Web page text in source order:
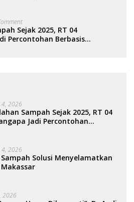
Sejak 2025, RT 04
Percontohan Berbasis
4, 2026
Sampah Sejak 2025, RT 04
Jadi Percontohan
4, 2026
Sampah Solusi Menyelamatkan
2026